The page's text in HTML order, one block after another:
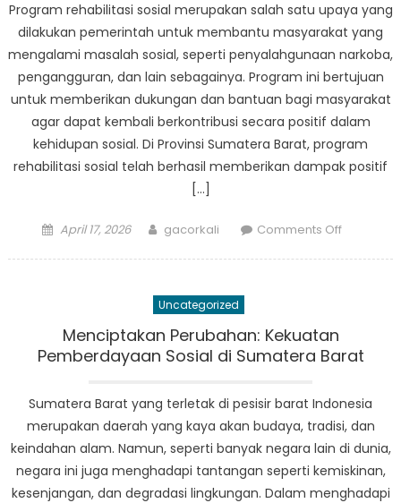
di
Sumatera
Barat
Program rehabilitasi sosial merupakan salah satu upaya yang
dilakukan pemerintah untuk membantu masyarakat yang
mengalami masalah sosial, seperti penyalahgunaan narkoba,
pengangguran, dan lain sebagainya. Program ini bertujuan
untuk memberikan dukungan dan bantuan bagi masyarakat
agar dapat kembali berkontribusi secara positif dalam
kehidupan sosial. Di Provinsi Sumatera Barat, program
rehabilitasi sosial telah berhasil memberikan dampak positif
[…]
Posted
April 17, 2026 Author
gacorkali Comments Offon
Sumbar:
dari
yang
Bangkit
Uncategorized
Menciptakan Perubahan: Kekuatan
Pemberdayaan Sosial di Sumatera Barat
Sumatera Barat yang terletak di pesisir barat Indonesia
merupakan daerah yang kaya akan budaya, tradisi, dan
keindahan alam. Namun, seperti banyak negara lain di dunia,
negara ini juga menghadapi tantangan seperti kemiskinan,
kesenjangan, dan degradasi lingkungan. Dalam menghadapi